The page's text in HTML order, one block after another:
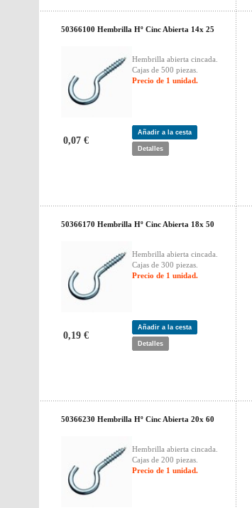
50366100 Hembrilla Hº Cinc Abierta 14x 25
Hembrilla abierta cincada.
Cajas de 500 piezas.
Precio de 1 unidad.
0,07 €
Añadir a la cesta
Detalles
50366170 Hembrilla Hº Cinc Abierta 18x 50
Hembrilla abierta cincada.
Cajas de 300 piezas.
Precio de 1 unidad.
0,19 €
Añadir a la cesta
Detalles
50366230 Hembrilla Hº Cinc Abierta 20x 60
Hembrilla abierta cincada.
Cajas de 200 piezas.
Precio de 1 unidad.